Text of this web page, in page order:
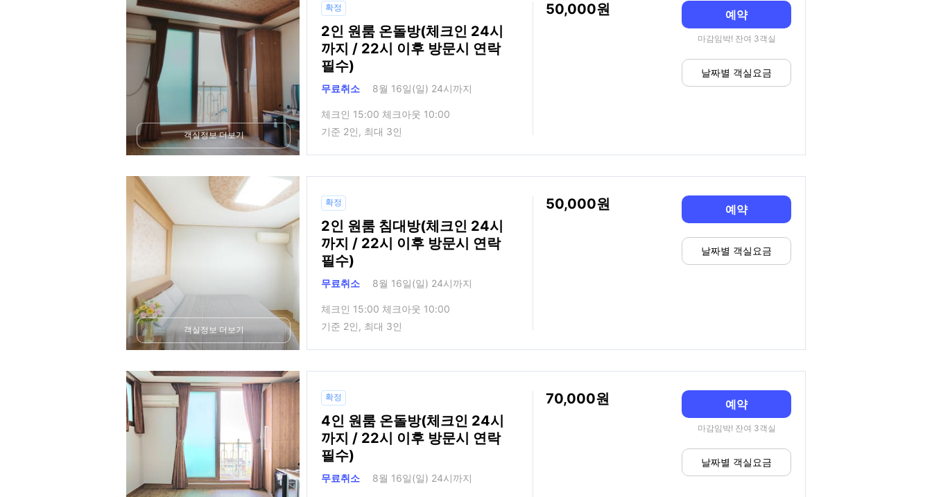
객실정보 더보기
확정
2인 원룸 온돌방(체크인 24시
까지 / 22시 이후 방문시 연락
필수)
무료취소 8월 16일(일) 24시까지
체크인 15:00 체크아웃 10:00
기준 2인, 최대 3인
50,000 예약
마감임박! 잔여 3객실
날짜별 객실요금
객실정보 더보기
확정
2인 원룸 침대방(체크인 24시
까지 / 22시 이후 방문시 연락
필수)
무료취소 8월 16일(일) 24시까지
체크인 15:00 체크아웃 10:00
기준 2인, 최대 3인
50,000 예약
날짜별 객실요금
확정
4인 원룸 온돌방(체크인 24시
까지 / 22시 이후 방문시 연락
필수)
무료취소 8월 16일(일) 24시까지
70,000 예약
마감임박! 잔여 3객실
날짜별 객실요금